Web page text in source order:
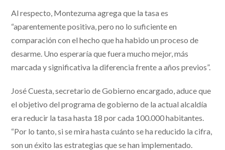
Al respecto, Montezuma agrega que la tasa es
“aparentemente positiva, pero no lo suficiente en
comparación con el hecho que ha habido un proceso de
desarme. Uno esperaría que fuera mucho mejor, más
marcada y significativa la diferencia frente a años previos”.
José Cuesta, secretario de Gobierno encargado, aduce que
el objetivo del programa de gobierno de la actual alcaldía
era reducir la tasa hasta 18 por cada 100.000 habitantes.
“Por lo tanto, si se mira hasta cuánto se ha reducido la cifra,
son un éxito las estrategias que se han implementado.